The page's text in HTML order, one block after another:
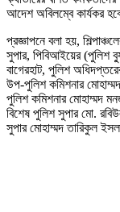
আদেশ অবিলম্বে কার্যকর
প্রজ্ঞাপনে বলা হয়,
সুপার, পিবিআইয়ের (পুলিশ
বাগেরহাট, পুলিশ
উপ-পুলিশ কমিশনার
পুলিশ কমিশনার মোহাম্মদ
বিশেষ পুলিশ সুপার মো.
সুপার মোহাম্মদ তারিকুল